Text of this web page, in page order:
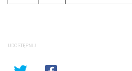
UDOSTĘPNIJ